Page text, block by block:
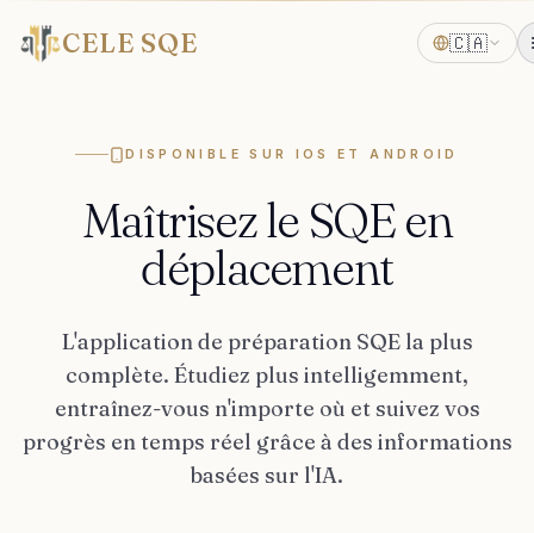
CELE SQE 🇨🇦
DISPONIBLE SUR IOS ET ANDROID
Maîtrisez le SQE en
déplacement
L'application de préparation SQE la plus
complète. Étudiez plus intelligemment,
entraînez-vous n'importe où et suivez vos
progrès en temps réel grâce à des informations
basées sur l'IA.